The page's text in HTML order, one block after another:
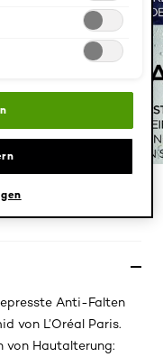
Anti-Falten
von L’Oréal Paris.
von Hautalterung: